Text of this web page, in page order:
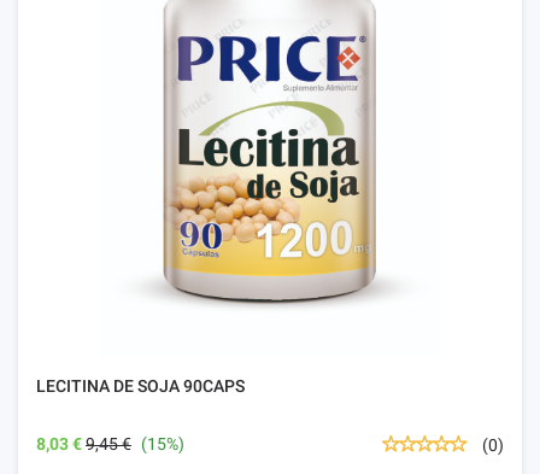
LECITINA DE SOJA 90CAPS
8,03 €9,45 € (15%) (0)